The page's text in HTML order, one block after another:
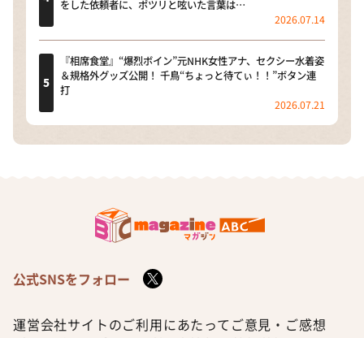
をした依頼者に、ポツリと呟いた言葉は…
2026.07.14
『相席食堂』“爆烈ボイン”元NHK女性アナ、セクシー水着姿
＆規格外グッズ公開！ 千鳥“ちょっと待てぃ！！”ボタン連
打
2026.07.21
公式SNSをフォロー
運営会社サイトのご利用にあたって ご意見・ご感想